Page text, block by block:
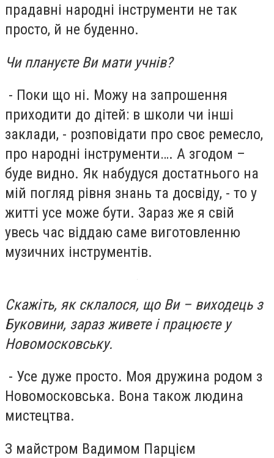
прадавні народні інструменти не так
просто, й не буденно.
Чи плануєте Ви мати учнів?
- Поки що ні. Можу на запрошення
приходити до дітей: в школи чи інші
заклади, - розповідати про своє ремесло,
про народні інструменти…. А згодом –
буде видно. Як набудуся достатнього на
мій погляд рівня знань та досвіду, - то у
житті усе може бути. Зараз же я свій
увесь час віддаю саме виготовленню
музичних інструментів.
Скажіть, як склалося, що Ви – виходець з
Буковини, зараз живете і працюєте у
Новомосковську.
- Усе дуже просто. Моя дружина родом з
Новомосковська. Вона також людина
мистецтва.
З майстром Вадимом Парцієм